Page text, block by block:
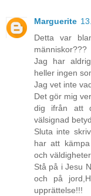
Marguerite
Detta var
människor???
Jag har
heller ingen
Jag vet inte
Det gör mig
dig ifrån att
välsignad
Sluta inte
har att
och
Stå på i Jesu
och på
upprättelse!!!